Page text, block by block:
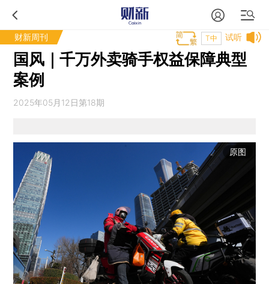
财新周刊 试听
T中
国风｜千万外卖骑手权益保障典型
案例
2025年05月12日第18期
原图